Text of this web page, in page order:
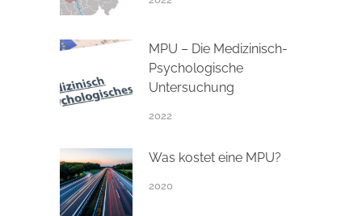
MPU – Die Medizinisch-
Psychologische
Untersuchung
2022
Was kostet eine MPU?
2020